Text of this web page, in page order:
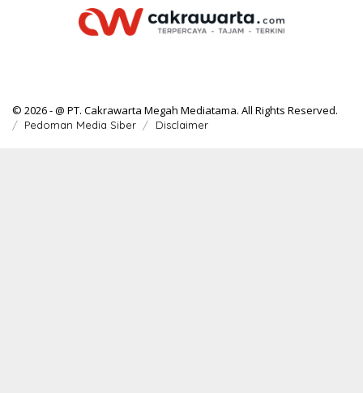
© 2026 - @ PT. Cakrawarta Megah Mediatama. All Rights Reserved.
Pedoman Media Siber Disclaimer